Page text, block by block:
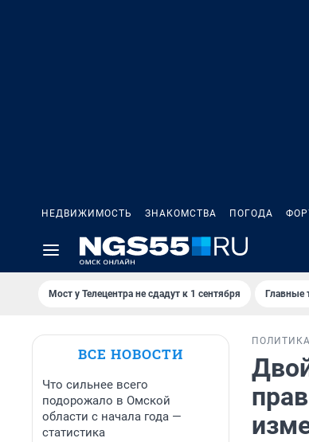
НЕДВИЖИМОСТЬ ЗНАКОМСТВА ПОГОДА
Мост у Телецентра не сдадут к 1 сентября Главные
ВСЕ НОВОСТИ
Что сильнее всего
подорожало в Омской
области с начала года —
статистика
ПОЛИТИКА